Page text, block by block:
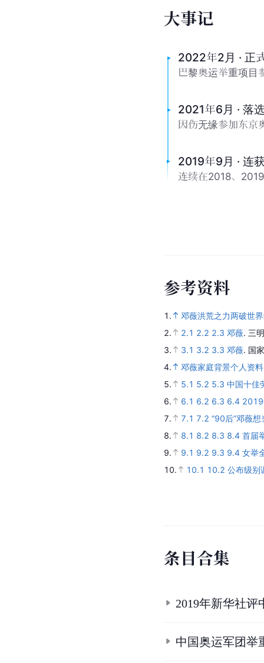
大事记
2022年2月 · 正
巴黎奥运举重项目
2021年6月 · 落
因伤无缘参加东京
2019年9月 · 连
连续在2018、
参考资料
1.
邓薇洪荒之力两破世
2.
2.1 2.2 2.3 邓薇. 三
3.
3.1 3.2 3.3 邓薇. 国
4.
邓薇家庭背景个人资
5.
5.1 5.2 5.3 中国十佳
6.
6.1 6.2 6.3 6.4 2019
7.
7.1 7.2 “90后”邓薇
8.
8.1 8.2 8.3 8.4 首届
9.
9.1 9.2 9.3 9.4 女举
10.
10.1 10.2 公布级别
条目合集
2019年新华社评
中国奥运军团举